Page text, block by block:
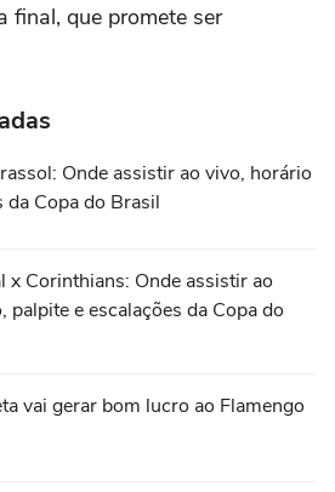
final, que promete ser
Onde assistir ao vivo, horário
da Copa do Brasil
x Corinthians: Onde assistir ao
palpite e escalações da Copa do
vai gerar bom lucro ao Flamengo